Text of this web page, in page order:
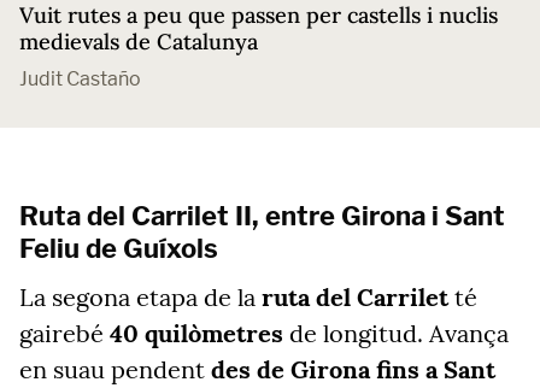
Vuit rutes a peu que passen per castells i nuclis
medievals de Catalunya
Judit Castaño
Ruta del Carrilet II, entre Girona i Sant
Feliu de Guíxols
La segona etapa de la ruta del Carrilet té
gairebé 40 quilòmetres de longitud. Avança
en suau pendent des de Girona fins a Sant